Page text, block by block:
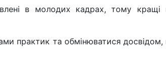
в молодих кадрах, тому
практик та обмінюватися досвідом,